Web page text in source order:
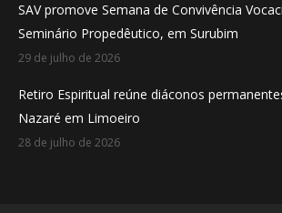
SAV promove Semana de Convivência
Seminário Propedêutico, em Surubim
29 de julho de 2026
Retiro Espiritual reúne diáconos
Nazaré em Limoeiro
28 de julho de 2026